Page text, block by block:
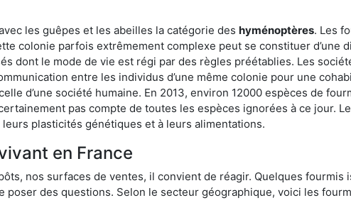
les guêpes et les abeilles la catégorie des hyménoptères. Les
colonie parfois extrêmement complexe peut se constituer d’une
dont le mode de vie est régi par des règles préétablies. Les
entre les individus d’une même colonie pour une
d’une société humaine. En 2013, environ 12000 espèces de
pas compte de toutes les espèces ignorées à ce jour.
plasticités génétiques et à leurs alimentations.
en France
nos surfaces de ventes, il convient de réagir. Quelques fourmis
poser des questions. Selon le secteur géographique, voici les